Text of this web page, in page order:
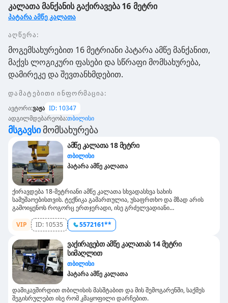
კალათა მანქანის გაქირავება 16 მეტრი
პატარა ამწე კალათა
აღწერა:
მოგემსახურებით 16 მეტრიანი პატარა ამწე მანქანით,
მაქვს ლოგიკური ფასები და სწრაფი მომსახურება,
დამირეკე და შევთანხმდებით.
დამატებითი ინფორმაცია:
ავტორი:ვაჟა ID: 10347
ადგილმდებარეობა:თბილისი
Მსგავსი Მომსახურება
ამწე კალათა 18 მეტრი
თბილისი
პატარა ამწე კალათა
ქირავდება 18-მეტრიანი ამწე კალათა სხვადასხვა სახის
სამუშაოებისთვის. ტექნიკა გამართულია, უსაფრთხო და მზად არის
გამოიყენოს როგორც ერთჯერადი, ისე გრძელვადიანი
კომპანიებს, ასევე კერძო პირებს, უზრუნველყოფით სწრაფ,
პროფესიონალურ და უსაფრთხო მომსახურებას.მომსახურება მოიცავს:
მაღალი სართულების სამუშაოს (სამონტაჟო, შეკეთება, შეღებვა და
სხვ.) ხე-მცენარეთა ჭრასა და მოვლას განათების მოწყობას და
სარეკლამო აბანბარების მონტაჟს სხვა სამუშაოებს, სადაც საჭიროებს
კალათა 18-მეტრიანი ამწე ვმუშაობთ საქართველოში უსაფრთხოების
ყველა სტანდარტის დაცვით. ფასები შეთანხმებით, ხელმისაწვდომი
პირობებით.
VIP ID: 10535 5572161**
ვაქირავებთ ამწე კალათას 14 მეტრი
სიმაღლით
თბილისი
პატარა ამწე კალათა
დამიკავშირდით თბილისის მასშტაბით და მის შემოგარენში, საქმეს
შეგისრულებთ ისე რომ კმაყოფილი დარჩებით.